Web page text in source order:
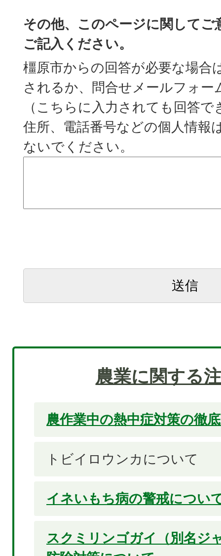
その他、このページに関してご
ご記入ください。
橿原市からの回答が必要な場合
されるか、問合せメールフォー
（こちらに入力されても回答
住所、電話番号などの個人情報
ないでください。
農業に関する
農作業中の熱中症対策の徹
トビイロウンカについて
イネいもち病の警戒につい
スクミリンゴガイ（別名ジ